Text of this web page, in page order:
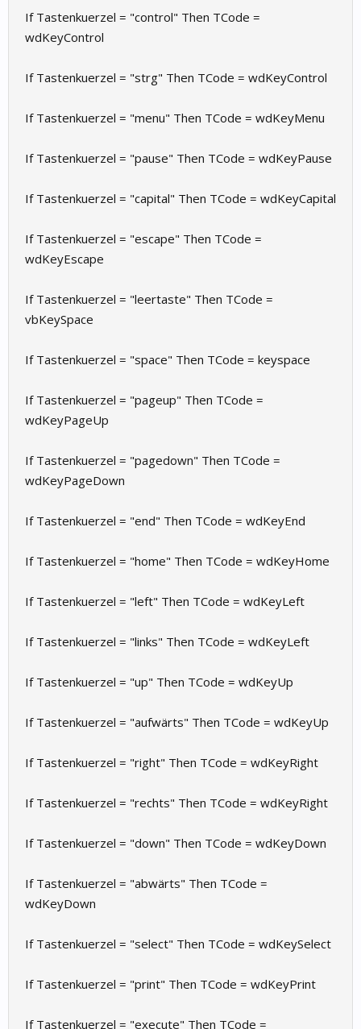
If Tastenkuerzel = "control" Then TCode =
wdKeyControl
If Tastenkuerzel = "strg" Then TCode = wdKeyControl
If Tastenkuerzel = "menu" Then TCode = wdKeyMenu
If Tastenkuerzel = "pause" Then TCode = wdKeyPause
If Tastenkuerzel = "capital" Then TCode = wdKeyCapital
If Tastenkuerzel = "escape" Then TCode =
wdKeyEscape
If Tastenkuerzel = "leertaste" Then TCode =
vbKeySpace
If Tastenkuerzel = "space" Then TCode = keyspace
If Tastenkuerzel = "pageup" Then TCode =
wdKeyPageUp
If Tastenkuerzel = "pagedown" Then TCode =
wdKeyPageDown
If Tastenkuerzel = "end" Then TCode = wdKeyEnd
If Tastenkuerzel = "home" Then TCode = wdKeyHome
If Tastenkuerzel = "left" Then TCode = wdKeyLeft
If Tastenkuerzel = "links" Then TCode = wdKeyLeft
If Tastenkuerzel = "up" Then TCode = wdKeyUp
If Tastenkuerzel = "aufwärts" Then TCode = wdKeyUp
If Tastenkuerzel = "right" Then TCode = wdKeyRight
If Tastenkuerzel = "rechts" Then TCode = wdKeyRight
If Tastenkuerzel = "down" Then TCode = wdKeyDown
If Tastenkuerzel = "abwärts" Then TCode =
wdKeyDown
If Tastenkuerzel = "select" Then TCode = wdKeySelect
If Tastenkuerzel = "print" Then TCode = wdKeyPrint
If Tastenkuerzel = "execute" Then TCode =